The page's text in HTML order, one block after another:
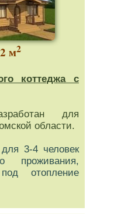
м2
коттеджа с
для
области.
3-4 человек
проживания,
отопление